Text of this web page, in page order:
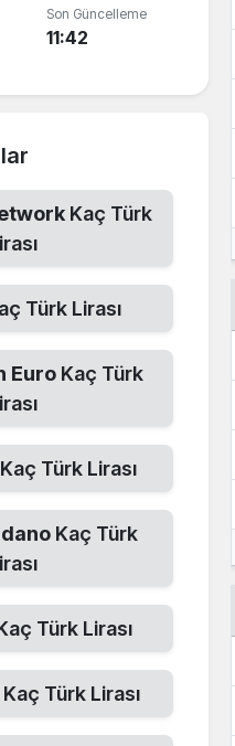
Son Güncelleme
11:42
Kaç Türk
Türk Lirası
Euro Kaç Türk
Kaç Türk Lirası
Kaç Türk
Türk Lirası
Kaç Türk Lirası